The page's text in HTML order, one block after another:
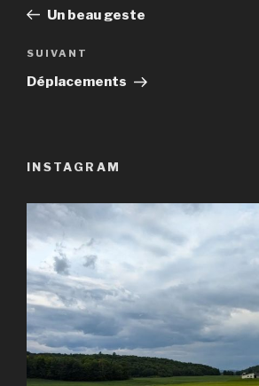
l’article
précédent
Un beau geste
Article
suivant
SUIVANT
Déplacements
INSTAGRAM